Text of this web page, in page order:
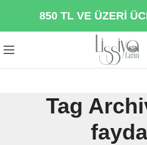
850 TL VE ÜZERİ
Tag